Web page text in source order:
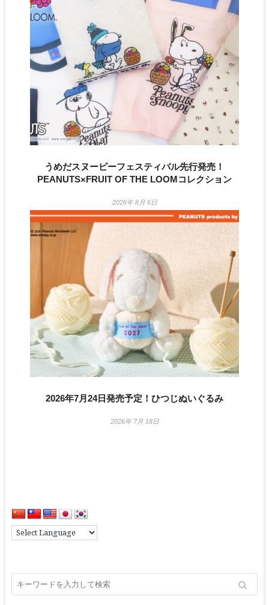
うめだスヌーピーフェスティバル先行発売！
PEANUTS×FRUIT OF THE LOOMコレクション
2026年 8月 6日
2026年7月24日発売予定！ひつじぬいぐるみ
2026年 7月 18日